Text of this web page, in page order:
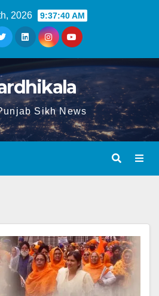
2026 9:37:41 AM
Sikh News